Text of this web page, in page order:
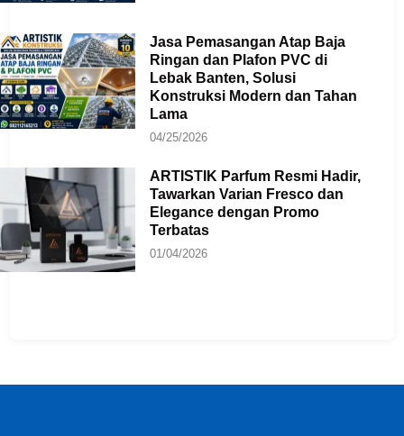
Jasa Pemasangan Atap Baja
Ringan dan Plafon PVC di
Lebak Banten, Solusi
Konstruksi Modern dan Tahan
Lama
04/25/2026
ARTISTIK Parfum Resmi Hadir,
Tawarkan Varian Fresco dan
Elegance dengan Promo
Terbatas
01/04/2026